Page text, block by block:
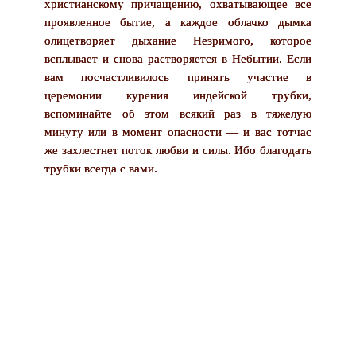
христианскому причащению, охватывающее все
проявленное бытие, а каждое облачко дымка
олицетворяет дыхание Незримого, которое
всплывает и снова растворяется в Небытии. Если
вам посчастливилось принять участие в
церемонии курения индейской трубки,
вспоминайте об этом всякий раз в тяжелую
минуту или в момент опасности — и вас тотчас
же захлестнет поток любви и силы. Ибо благодать
трубки всегда с вами.